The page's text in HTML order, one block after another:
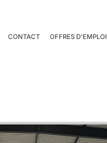
CONTACT OFFRES D’EMPLOI